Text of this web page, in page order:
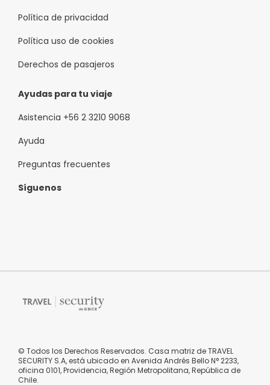
Política de privacidad
Política uso de cookies
Derechos de pasajeros
Ayudas para tu viaje
Asistencia +56 2 3210 9068
Ayuda
Preguntas frecuentes
Síguenos
© Todos los Derechos Reservados. Casa matriz de TRAVEL
SECURITY S.A, está ubicado en Avenida Andrés Bello N° 2233,
oficina 0101, Providencia, Región Metropolitana, República de
Chile.